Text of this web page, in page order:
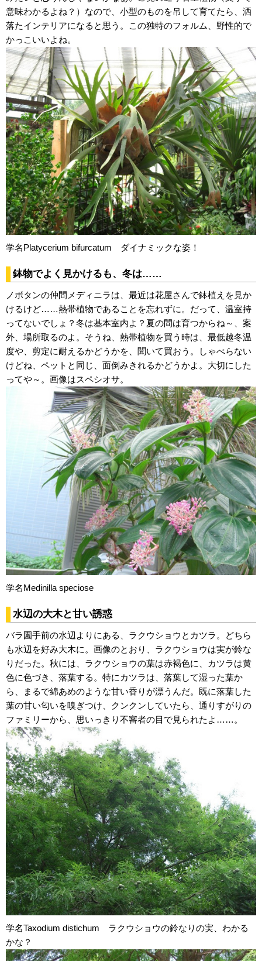
意味わかるよね？）なので、小型のものを吊して育てたら、洒
落たインテリアになると思う。この独特のフォルム、野性的で
かっこいいよね。
学名Platycerium bifurcatum ダイナミックな姿！
鉢物でよく見かけるも、冬は……
ノボタンの仲間メディニラは、最近は花屋さんで鉢植えを見か
けるけど……熱帯植物であることを忘れずに。だって、温室持
ってないでしょ？冬は基本室内よ？夏の間は育つからね～、案
外、場所取るのよ。そうね、熱帯植物を買う時は、最低越冬温
度や、剪定に耐えるかどうかを、聞いて買おう。しゃべらない
けどね、ペットと同じ、面倒みきれるかどうかよ。大切にした
ってや～。画像はスペシオサ。
学名Medinilla speciose
水辺の大木と甘い誘惑
バラ園手前の水辺よりにある、ラクウショウとカツラ。どちら
も水辺を好み大木に。画像のとおり、ラクウショウは実が鈴な
りだった。秋には、ラクウショウの葉は赤褐色に、カツラは黄
色に色づき、落葉する。特にカツラは、落葉して湿った葉か
ら、まるで綿あめのような甘い香りが漂うんだ。既に落葉した
葉の甘い匂いを嗅ぎつけ、クンクンしていたら、通りすがりの
ファミリーから、思いっきり不審者の目で見られたよ……。
学名Taxodium distichum ラクウショウの鈴なりの実、わかる
かな？